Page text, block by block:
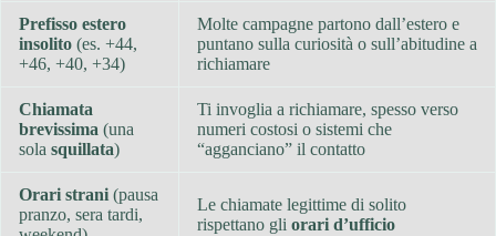
Prefisso estero
insolito (es. +44,
+46, +40, +34)
Molte campagne partono dall’estero e
puntano sulla curiosità o sull’abitudine a
richiamare
Chiamata
brevissima (una
sola squillata)
Ti invoglia a richiamare, spesso verso
numeri costosi o sistemi che
“agganciano” il contatto
Orari strani (pausa
pranzo, sera tardi,
Le chiamate legittime di solito
rispettano gli orari d’ufficio